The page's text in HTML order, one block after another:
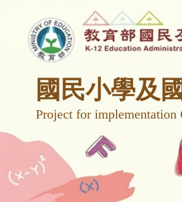
國民小學及
Project for